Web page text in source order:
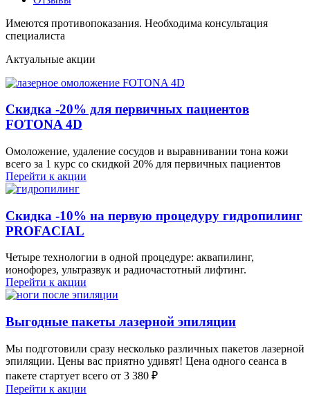
Имеются противопоказания. Необходима консультация
специалиста
Актуальные акции
Скидка -20% для первичных пациентов
FOTONA 4D
Омоложение, удаление сосудов и выравнивании тона кожи
всего за 1 курс со скидкой 20% для первичных пациентов
Перейти к акции
Скидка -10% на первую процедуру гидропилинг
PROFACIAL
Четыре технологии в одной процедуре: аквапилинг,
ионофорез, ультразвук и радиочастотный лифтинг.
Перейти к акции
Выгодные пакеты лазерной эпиляции
Мы подготовили сразу несколько различных пакетов лазерной
эпиляции. Цены вас приятно удивят! Цена одного сеанса в
пакете стартует всего от 3 380 ₽
Перейти к акции